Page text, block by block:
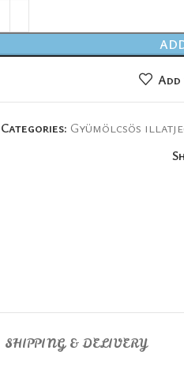
Categories: Gyümölcsös
SHIPPING & DELIVERY